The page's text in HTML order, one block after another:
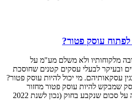
עוסק פטור?
מלקוחותיו ולא משלם מע"מ על
ובעיקר לבעלי עסקים קטנים שחוסכת
עסקאותיהם. מי יכול להיות עוסק פטור?
שמבקש להיות עוסק פטור מחזור
עסקאותיו השנתיות אינו עולה על סכום שנקבע בחוק (נכון לשנת 2022